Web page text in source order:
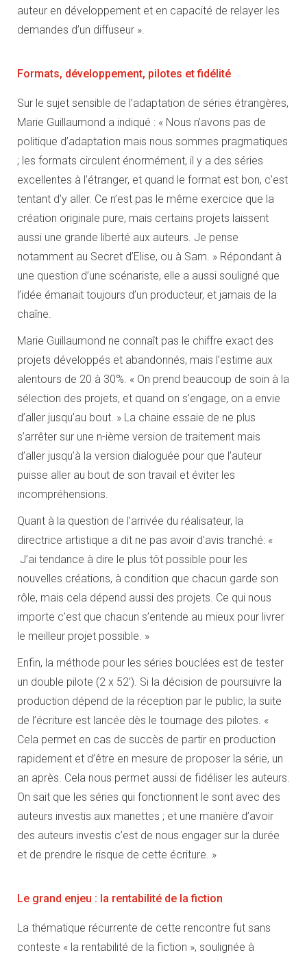
auteur en développement et en capacité de relayer les
demandes d’un diffuseur ».
Formats, développement, pilotes et fidélité
Sur le sujet sensible de l’adaptation de séries étrangères,
Marie Guillaumond a indiqué : « Nous n’avons pas de
politique d’adaptation mais nous sommes pragmatiques
; les formats circulent énormément, il y a des séries
excellentes à l’étranger, et quand le format est bon, c’est
tentant d’y aller. Ce n’est pas le même exercice que la
création originale pure, mais certains projets laissent
aussi une grande liberté aux auteurs. Je pense
notamment au Secret d’Elise, ou à Sam. » Répondant à
une question d’une scénariste, elle a aussi souligné que
l’idée émanait toujours d’un producteur, et jamais de la
chaîne.
Marie Guillaumond ne connaît pas le chiffre exact des
projets développés et abandonnés, mais l’estime aux
alentours de 20 à 30%. « On prend beaucoup de soin à la
sélection des projets, et quand on s’engage, on a envie
d’aller jusqu’au bout. » La chaine essaie de ne plus
s’arrêter sur une n-ième version de traitement mais
d’aller jusqu’à la version dialoguée pour que l’auteur
puisse aller au bout de son travail et éviter les
incompréhensions.
Quant à la question de l’arrivée du réalisateur, la
directrice artistique a dit ne pas avoir d’avis tranché: «
J’ai tendance à dire le plus tôt possible pour les
nouvelles créations, à condition que chacun garde son
rôle, mais cela dépend aussi des projets. Ce qui nous
importe c’est que chacun s’entende au mieux pour livrer
le meilleur projet possible. »
Enfin, la méthode pour les séries bouclées est de tester
un double pilote (2 x 52’). Si la décision de poursuivre la
production dépend de la réception par le public, la suite
de l’écriture est lancée dès le tournage des pilotes. «
Cela permet en cas de succès de partir en production
rapidement et d’être en mesure de proposer la série, un
an après. Cela nous permet aussi de fidéliser les auteurs.
On sait que les séries qui fonctionnent le sont avec des
auteurs investis aux manettes ; et une manière d’avoir
des auteurs investis c’est de nous engager sur la durée
et de prendre le risque de cette écriture. »
Le grand enjeu : la rentabilité de la fiction
La thématique récurrente de cette rencontre fut sans
conteste « la rentabilité de la fiction », soulignée à